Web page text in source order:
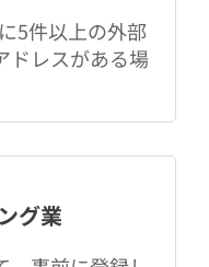
5件以上の外部
ドレスがある場
グ業